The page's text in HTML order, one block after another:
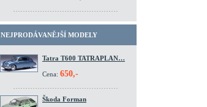
NEJPRODÁVANĚJŠÍ MODELY
Tatra T600 TATRAPLAN…
Cena: 650,-
Škoda Forman